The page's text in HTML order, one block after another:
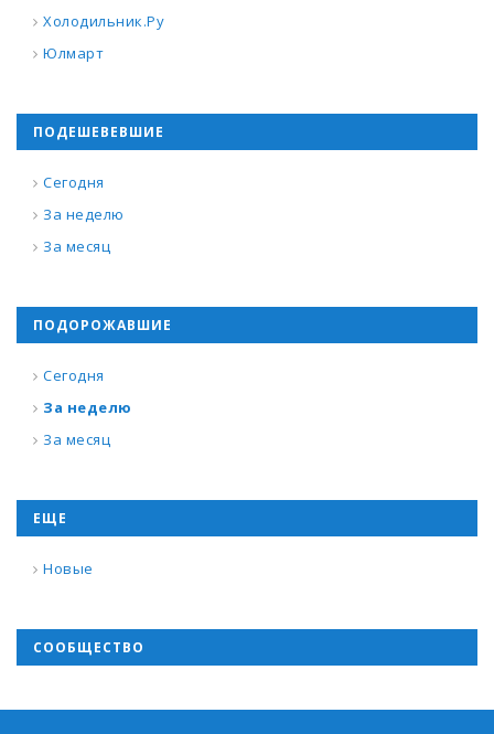
Холодильник.Ру
Юлмарт
ПОДЕШЕВЕВШИЕ
Сегодня
За неделю
За месяц
ПОДОРОЖАВШИЕ
Сегодня
За неделю
За месяц
ЕЩЕ
Новые
СООБЩЕСТВО